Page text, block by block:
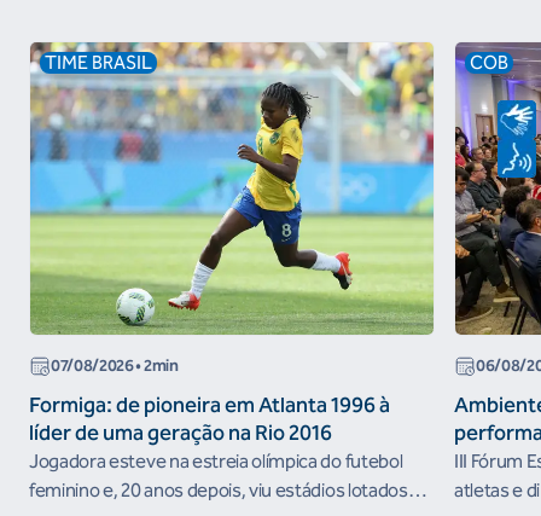
TIME BRASIL
07/08/2026• 2min
Formiga: de pioneira em Atlanta 1996 à
líder de uma geração na Rio 2016
Jogadora esteve na estreia olímpica do futebol
feminino e, 20 anos depois, viu estádios lotados
COB
06/08/
III Fórum
atletas e